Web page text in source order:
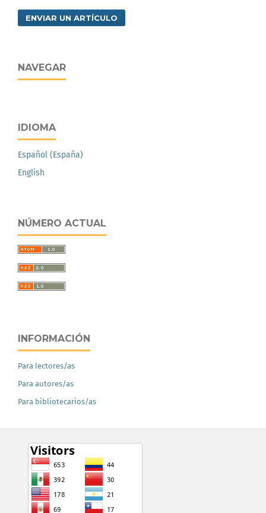
ENVIAR UN ARTÍCULO
NAVEGAR
IDIOMA
Español (España)
English
NÚMERO ACTUAL
INFORMACIÓN
Para lectores/as
Para autores/as
Para bibliotecarios/as